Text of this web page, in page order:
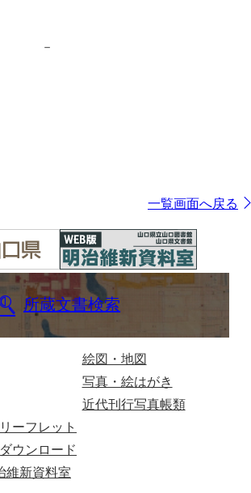
－
一覧画面へ戻る
所蔵文書検索
絵図・地図
写真・絵はがき
近代刊行写真帳類
ーフレット
ウンロード
維新資料室